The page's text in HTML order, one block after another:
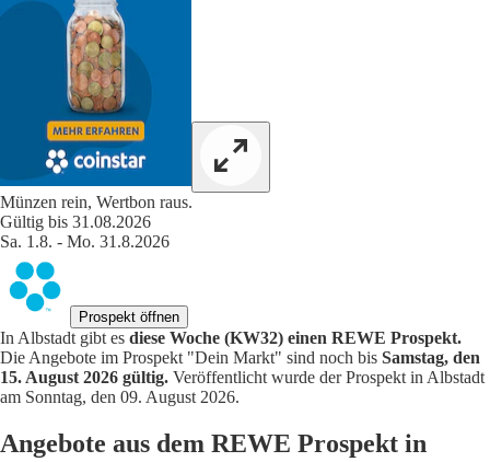
Münzen rein, Wertbon raus.
Gültig bis 31.08.2026
Sa. 1.8. - Mo. 31.8.2026
Prospekt öffnen
In Albstadt gibt es diese Woche (KW32) einen REWE Prospekt.
Die Angebote im Prospekt "Dein Markt" sind noch bis Samstag, den
15. August 2026 gültig. Veröffentlicht wurde der Prospekt in Albstadt
am Sonntag, den 09. August 2026.
Angebote aus dem REWE Prospekt in